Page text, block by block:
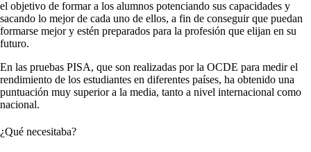
el objetivo de formar a los alumnos potenciando sus capacidades y
sacando lo mejor de cada uno de ellos, a fin de conseguir que puedan
formarse mejor y estén preparados para la profesión que elijan en su
futuro.
En las pruebas PISA, que son realizadas por la OCDE para medir el
rendimiento de los estudiantes en diferentes países, ha obtenido una
puntuación muy superior a la media, tanto a nivel internacional como
nacional.
¿Qué necesitaba?